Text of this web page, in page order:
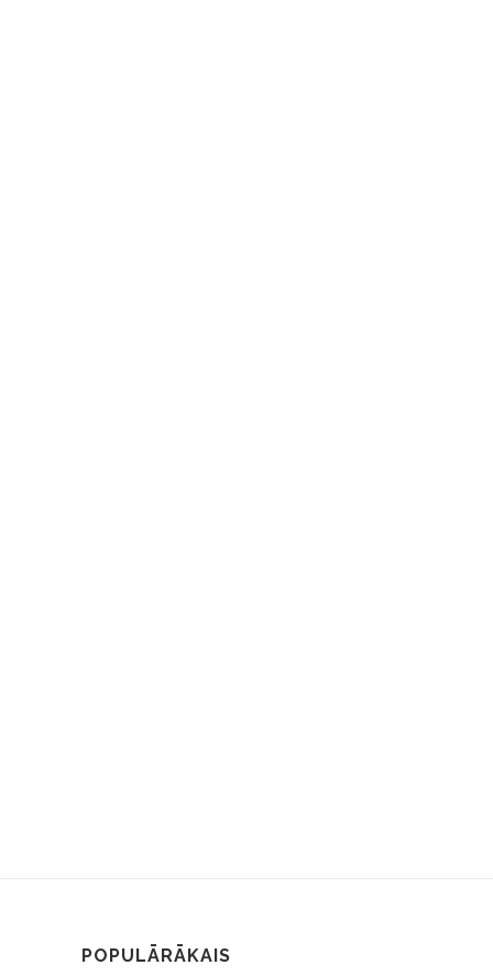
POPULĀRĀKAIS